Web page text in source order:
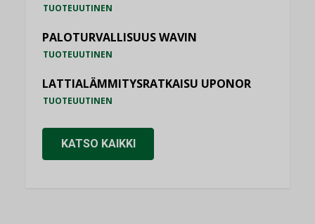
TUOTEUUTINEN
PALOTURVALLISUUS WAVIN
TUOTEUUTINEN
LATTIALÄMMITYSRATKAISU UPONOR
TUOTEUUTINEN
KATSO KAIKKI